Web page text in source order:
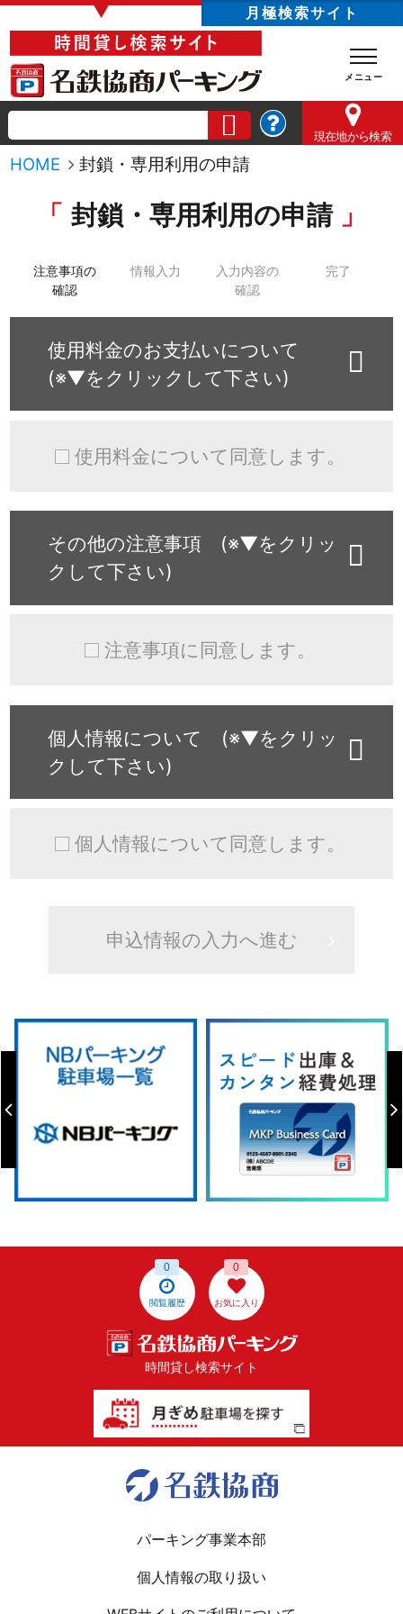
▼ 月極検索サイト
現在地から検索
HOME 封鎖・専用利用の申請
封鎖・専用利用の申請
注意事項の
確認
情報入力
入力内容の
確認
完了
使用料金のお支払いについて
(※▼をクリックして下さい)
使用料金について同意します。
その他の注意事項 (※▼をクリッ
クして下さい)
注意事項に同意します。
個人情報について (※▼をクリッ
クして下さい)
個人情報について同意します。
閲覧履歴
0
お気に入り
0
時間貸し検索サイト
パーキング事業本部
個人情報の取り扱い